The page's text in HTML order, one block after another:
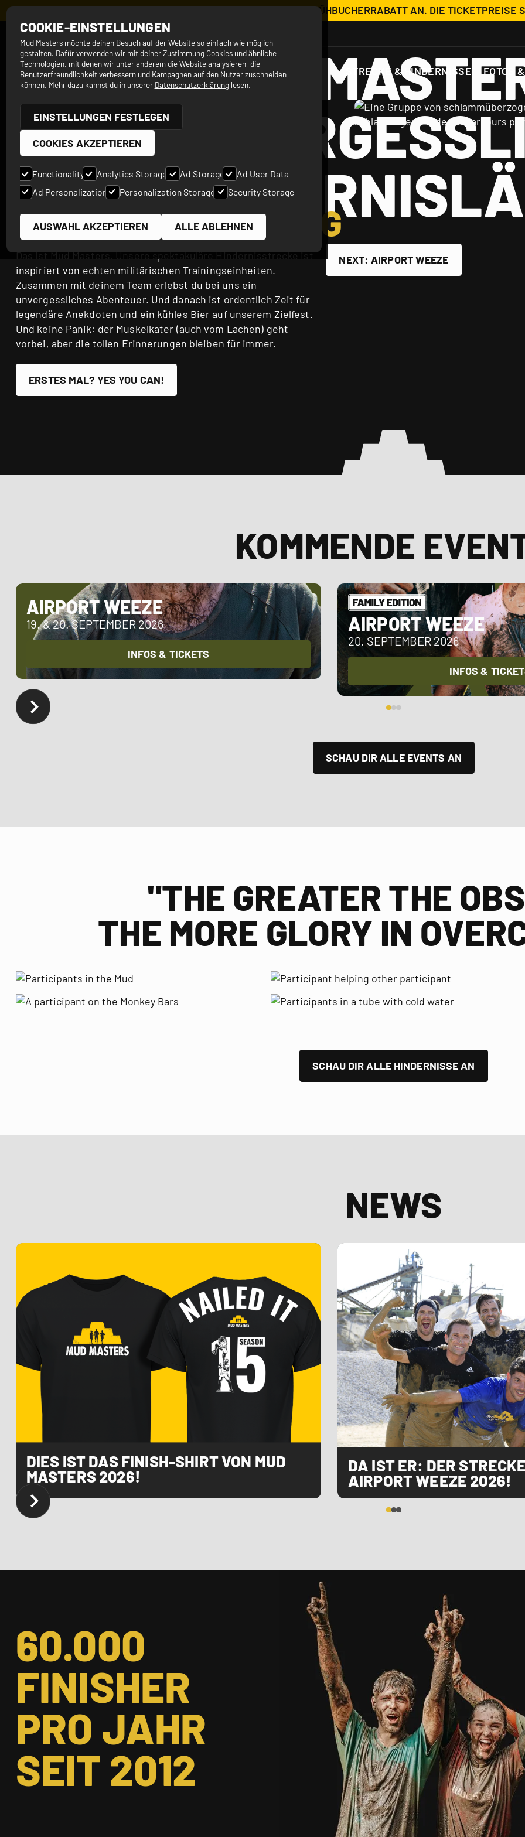
COOKIE-EINSTELLUNGEN
Mud Masters möchte deinen Besuch auf der Website so einfach wie möglich
gestalten. Dafür verwenden wir mit deiner Zustimmung Cookies und ähnliche
Technologien, mit denen wir unter anderem die Website analysieren, die
Benutzerfreundlichkeit verbessern und Kampagnen auf den Nutzer zuschneiden
können. Mehr dazu kannst du in unserer Datenschutzerklärunglesen.
EINSTELLUNGEN FESTLEGEN
COOKIES AKZEPTIEREN
Functionality Analytics Storage Ad Storage
Ad User Data
Ad Personalization
Personalization Storage Security Storage
AUSWAHL AKZEPTIEREN ALLE ABLEHNEN
MELDE DICH JETZT MIT FRÜHBUCHERRABATT AN. DIE TICKETPREISE
SEIT 2012
STRECKE & HINDERNISSE FOTOS
MUD
NEXT: AIRPORT WEEZE
SCHLAMM,
CHALLENGES,
TEAMWORK UND
FESTIVALSTIMMUNG
Das ist Mud Masters. Unsere spektakuläre Hindernisstrecke ist
inspiriert von echten militärischen Trainingseinheiten.
Zusammen mit deinem Team erlebst du bei uns ein
unvergessliches Abenteuer. Und danach ist ordentlich Zeit für
legendäre Anekdoten und ein kühles Bier auf unserem Zielfest.
Und keine Panik: der Muskelkater (auch vom Lachen) geht
vorbei, aber die tollen Erinnerungen bleiben für immer.
ERSTES MAL? YES YOU CAN!
KOMMENDE
AIRPORT WEEZE
19. & 20. SEPTEMBER 2026
INFOS & TICKETS
AIRPORT WEEZE
20. SEPTEMBER 2026
INFOS &
SCHAU DIR ALLE EVENTS AN
"THE GREATER THE
THE MORE GLORY IN
SCHAU DIR ALLE HINDERNISSE AN
NEWS
DIES IST DAS FINISH-SHIRT VON MUD
MASTERS 2026!
DA IST ER: DER
AIRPORT WEEZE 2026!
60.000
FINISHER
PRO JAHR
SEIT 2012